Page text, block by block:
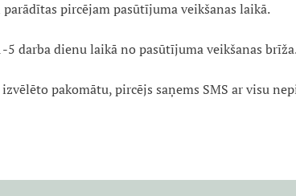
pircējam pasūtījuma veikšanas laikā.
5 darba dienu laikā no pasūtījuma veikšanas
pakomātu, pircējs saņems SMS ar visu